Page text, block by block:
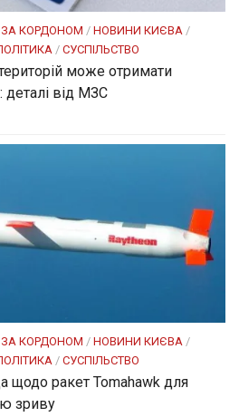
ЗА КОРДОНОМ / НОВИНИ КИЄВА /
/ СУСПІЛЬСТВО
може отримати
деталі від МЗС
ЗА КОРДОНОМ / НОВИНИ КИЄВА /
/ СУСПІЛЬСТВО
щодо ракет Tomahawk для
зриву